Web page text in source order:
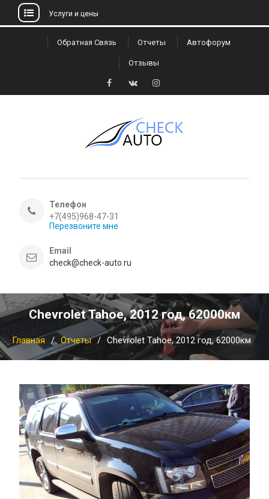
Услуги и цены
Обратная Связь Отчеты Автофорум
Отзывы
Facebook
VK Instagram
Телефон
+7(495)968-47-31
Перезвоните мне
Email
check@check-auto.ru
Chevrolet Tahoe, 2012 год, 62000км
Главная Отчеты Chevrolet Tahoe, 2012 год, 62000км